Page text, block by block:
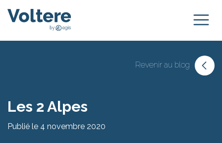
Revenir au blog
Les 2 Alpes
Publié le 4 novembre 2020